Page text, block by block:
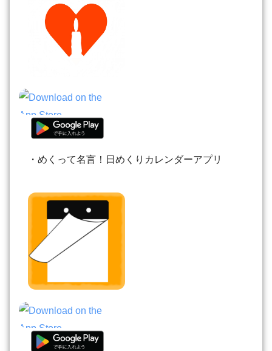
・めくって名言！日めくりカレンダーアプリ